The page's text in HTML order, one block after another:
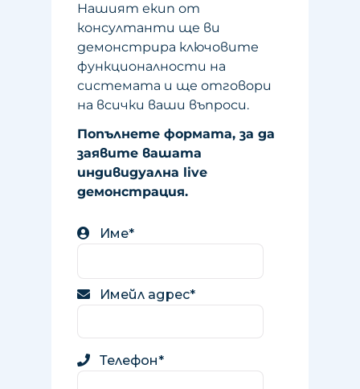
Нашият екип от
консултанти ще ви
демонстрира ключовите
функционалности на
системата и ще отговори
на всички ваши въпроси.
Попълнете формата, за да
заявите вашата
индивидуална live
демонстрация.
Име*
Имейл адрес*
Телефон*